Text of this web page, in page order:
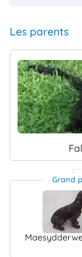
Les parents
Grand